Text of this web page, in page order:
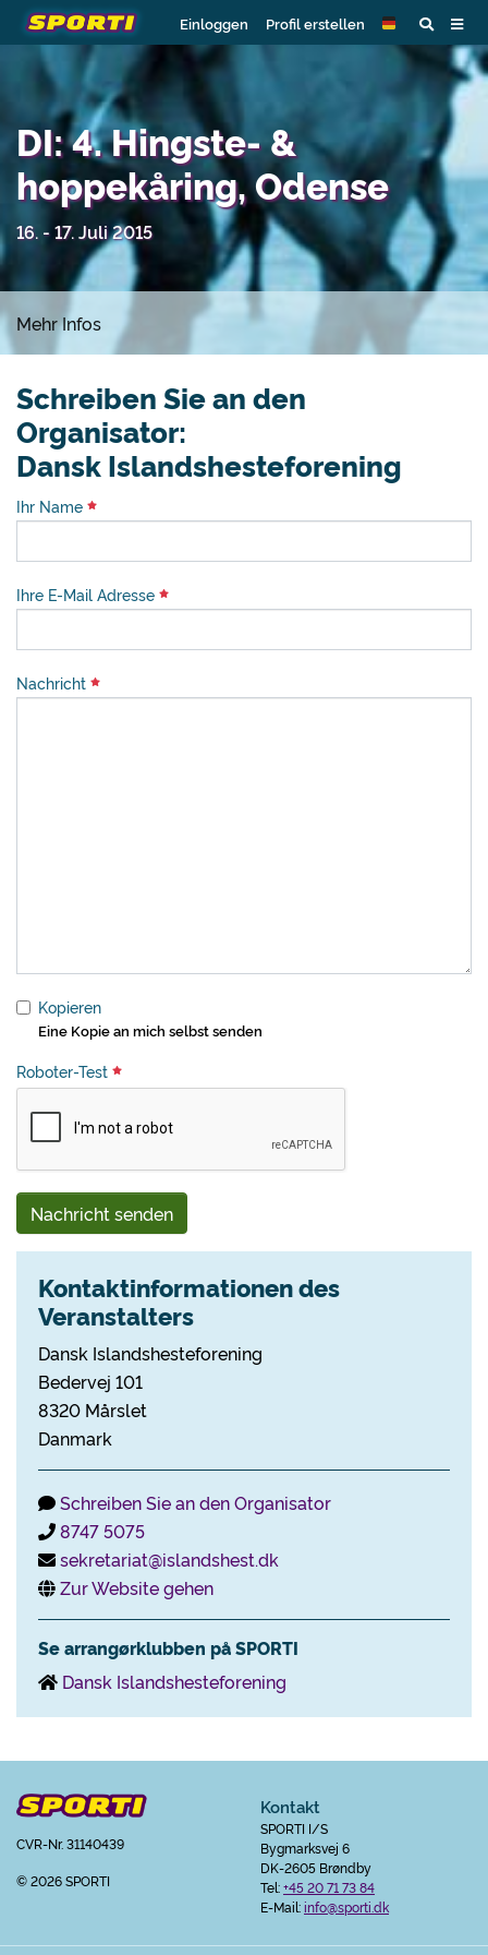
Einloggen Profil erstellen
DI: 4. Hingste- &
hoppekåring, Odense
16. - 17. Juli 2015
Mehr Infos
Schreiben Sie an den
Organisator:
Dansk Islandshesteforening
Ihr Name
Ihre E-Mail Adresse
Nachricht
Kopieren
Eine Kopie an mich selbst senden
Roboter-Test
Nachricht senden
Kontaktinformationen des
Veranstalters
Dansk Islandshesteforening
Bedervej 101
8320 Mårslet
Danmark
Schreiben Sie an den Organisator
8747 5075
sekretariat@islandshest.dk
Zur Website gehen
Se arrangørklubben på SPORTI
Dansk Islandshesteforening
CVR-Nr. 31140439
© 2026 SPORTI
Kontakt
SPORTI I/S
Bygmarksvej 6
DK-2605 Brøndby
Tel:+45 20 71 73 84
E-Mail:info@sporti.dk